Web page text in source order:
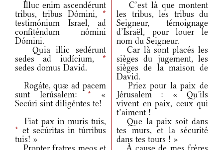
Illuc enim ascendérunt
tribus, tribus Dómini, *
testimónium Israel, ad
confiténdum nómini
Dómini.
C’est là que montent
les tribus, les tribus du
Seigneur, témoignage
d’Israël, pour louer le
nom du Seigneur.
Quia illic sedérunt
sedes ad iudícium, *
sedes domus David.
Car là sont placés les
sièges du jugement, les
sièges de la maison de
David.
Rogáte, quæ ad pacem
sunt Ierúsalem: * «
Secúri sint diligéntes te!
Priez pour la paix de
Jérusalem : « Qu'ils
vivent en paix, ceux qui
t’aiment !
Fiat pax in muris tuis,
* et secúritas in túrribus
tuis! »
Que la paix soit dans
tes murs, et la sécurité
dans tes tours ! »